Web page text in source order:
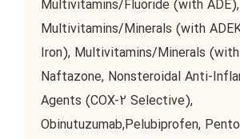
Multivitamins/Fluoride (with ADE),
Multivitamins/Minerals (with
Iron), Multivitamins/Minerals
Naftazone, Nonsteroidal Anti-
Agents (COX-2 Selective),
Obinutuzumab,Pelubiprofen,